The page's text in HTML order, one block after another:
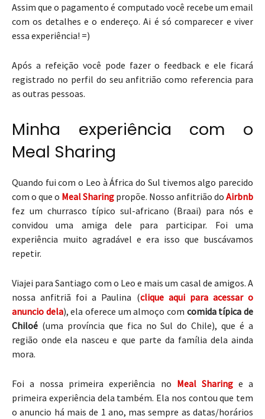
Assim que o pagamento é computado você recebe um email
com os detalhes e o endereço. Ai é só comparecer e viver
essa experiência! =)
Após a refeição você pode fazer o feedback e ele ficará
registrado no perfil do seu anfitrião como referencia para
as outras pessoas.
Minha experiência com o
Meal Sharing
Quando fui com o Leo à África do Sul tivemos algo parecido
com o que o Meal Sharing propõe. Nosso anfitrião do Airbnb
fez um churrasco típico sul-africano (Braai) para nós e
convidou uma amiga dele para participar. Foi uma
experiência muito agradável e era isso que buscávamos
repetir.
Viajei para Santiago com o Leo e mais um casal de amigos. A
nossa anfitriã foi a Paulina (clique aqui para acessar o
anuncio dela), ela oferece um almoço com comida típica de
Chiloé (uma província que fica no Sul do Chile), que é a
região onde ela nasceu e que parte da família dela ainda
mora.
Foi a nossa primeira experiência no Meal Sharinge a
primeira experiência dela também. Ela nos contou que tem
o anuncio há mais de 1 ano, mas sempre as datas/horários